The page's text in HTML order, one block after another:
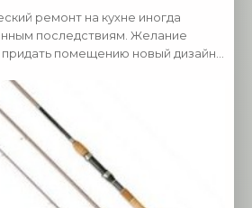
ремонт на кухне иногда
последствиям. Желание
помещению новый дизайн,